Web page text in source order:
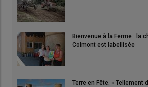
Bienvenue à la Ferme : la
Colmont est labellisée
Terre en Fête. « Tellement